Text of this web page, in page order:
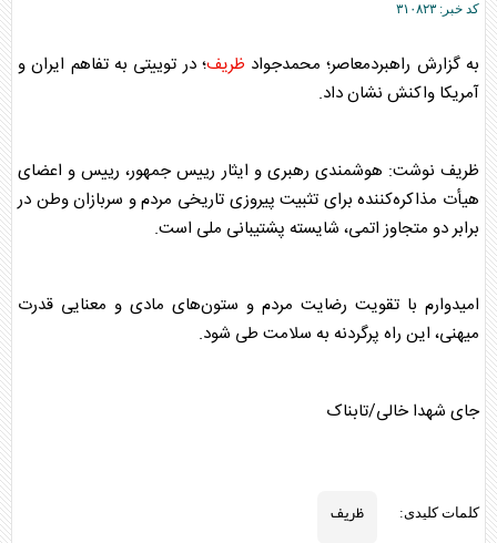
کد خبر: ۳۱۰۸۲۳
به گزارش راهبردمعاصر؛ محمدجواد ظریف؛ در توییتی به تفاهم ایران و
آمریکا واکنش نشان داد.
ظریف نوشت: هوشمندی رهبری و ایثار رییس جمهور، رییس و اعضای
هیأت مذاکره‌کننده برای تثبیت پیروزی تاریخی مردم و سربازان وطن در
برابر دو متجاوز اتمی، شایسته پشتیبانی ملی است.
امیدوارم با تقویت رضایت مردم و ستون‌های مادی و معنایی قدرت
میهنی، این راه پرگردنه به سلامت طی شود.
جای شهدا خالی/تابناک
کلمات کلیدی: ظریف